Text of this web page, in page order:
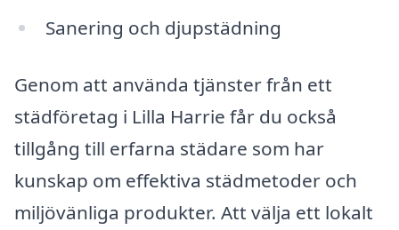
Sanering och djupstädning
Genom att använda tjänster från ett
städföretag i Lilla Harrie får du också
tillgång till erfarna städare som har
kunskap om effektiva städmetoder och
miljövänliga produkter. Att välja ett lokalt